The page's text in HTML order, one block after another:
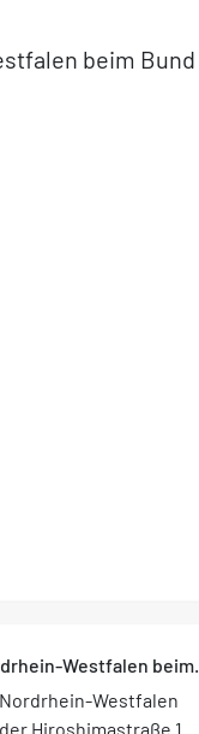
beim Bund
Westfalen beim
Westfalen
Hiroshimastraße 12–